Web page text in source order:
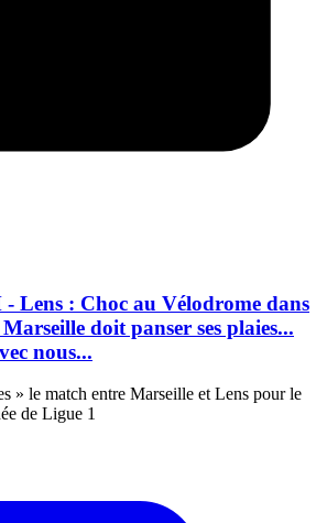
Lens : Choc au Vélodrome dans
doit panser ses plaies...
nous...
» le match entre Marseille et Lens pour le
de Ligue 1